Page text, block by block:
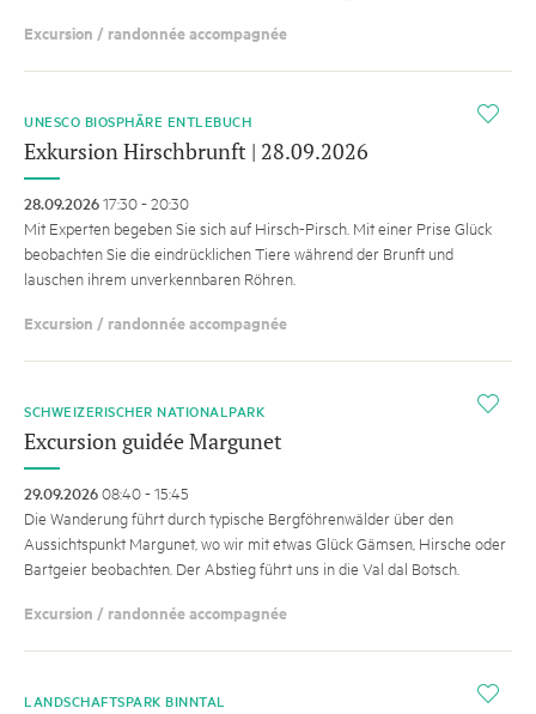
Excursion / randonnée accompagnée
i
UNESCO BIOSPHÄRE ENTLEBUCH
Exkursion Hirschbrunft | 28.09.2026
28.09.202617:30 - 20:30
Mit Experten begeben Sie sich auf Hirsch-Pirsch. Mit einer Prise Glück
beobachten Sie die eindrücklichen Tiere während der Brunft und
lauschen ihrem unverkennbaren Röhren.
Excursion / randonnée accompagnée
i
SCHWEIZERISCHER NATIONALPARK
Excursion guidée Margunet
29.09.202608:40 - 15:45
Die Wanderung führt durch ­typische Bergföhrenwälder über den
Aussichtspunkt Margunet, wo wir mit etwas Glück Gämsen, Hirsche oder
Bartgeier beobachten. Der Abstieg führt uns in die Val dal Botsch.
Excursion / randonnée accompagnée
i
LANDSCHAFTSPARK BINNTAL